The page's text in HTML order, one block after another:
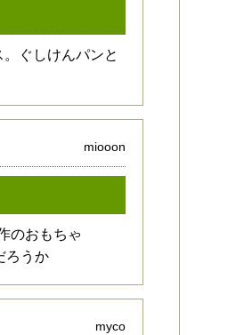
ぐしけんパンと
miooon
のおもちゃ
ろうか
myco